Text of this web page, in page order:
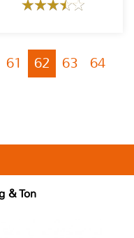
61 62 63
64
& Ton